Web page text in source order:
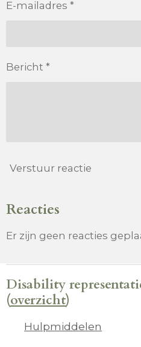
E-mailadres *
Bericht *
Verstuur reactie
Reacties
Er zijn geen reacties
Disability
(overzicht)
Hulpmiddelen